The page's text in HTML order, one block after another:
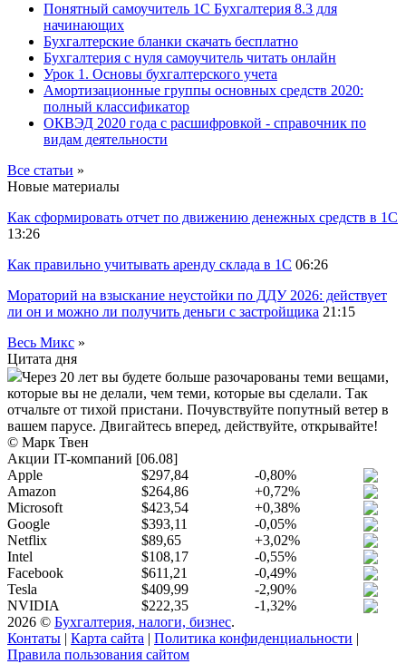
Понятный самоучитель 1С Бухгалтерия 8.3 для
начинающих
Бухгалтерские бланки скачать бесплатно
Бухгалтерия с нуля самоучитель читать онлайн
Урок 1. Основы бухгалтерского учета
Амортизационные группы основных средств 2020:
полный классификатор
ОКВЭД 2020 года с расшифровкой - справочник по
видам деятельности
Все статьи »
Новые материалы
Как сформировать отчет по движению денежных средств в 1С
13:26
Как правильно учитывать аренду склада в 1С 06:26
Мораторий на взыскание неустойки по ДДУ 2026: действует
ли он и можно ли получить деньги с застройщика 21:15
Весь Микс »
Цитата дня
Через 20 лет вы будете больше разочарованы теми вещами,
которые вы не делали, чем теми, которые вы сделали. Так
отчальте от тихой пристани. Почувствуйте попутный ветер в
вашем парусе. Двигайтесь вперед, действуйте, открывайте!
© Марк Твен
Акции IT-компаний [06.08]
Apple
$297,84
-0,80%
Amazon
$264,86
+0,72%
Microsoft
$423,54
+0,38%
Google
$393,11
-0,05%
Netflix
$89,65
+3,02%
Intel
$108,17
-0,55%
Facebook
$611,21
-0,49%
Tesla
$409,99
-2,90%
NVIDIA
$222,35
-1,32%
2026 © Бухгалтерия, налоги, бизнес.
Контаты | Карта сайта | Политика конфиденциальности |
Правила пользования сайтом